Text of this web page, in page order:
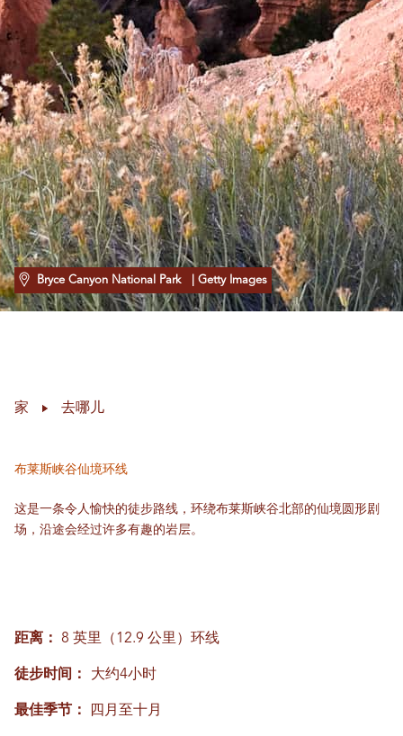
Bryce Canyon National Park | Getty Images
家 去哪儿
布莱斯峡谷仙境环线
这是一条令人愉快的徒步路线，环绕布莱斯峡谷北部的仙境圆形剧
场，沿途会经过许多有趣的岩层。
距离： 8 英里（12.9 公里）环线
徒步时间： 大约4小时
最佳季节： 四月至十月